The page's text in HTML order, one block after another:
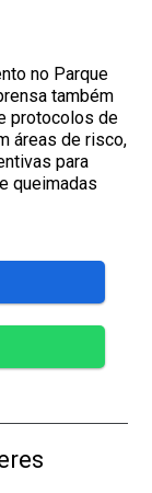
no Parque
também
protocolos de
áreas de risco,
para
queimadas